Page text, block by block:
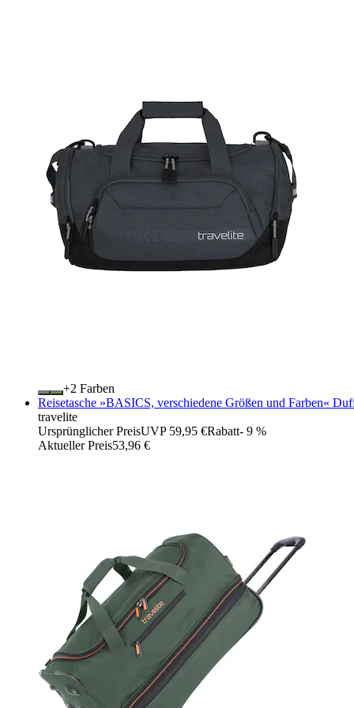
+
Farben
Reisetasche »BASICS, verschiedene Größen und Farben«
travelite
Ursprünglicher PreisUVP 59,95 €Rabatt- 9 %
Aktueller Preis53,96 €